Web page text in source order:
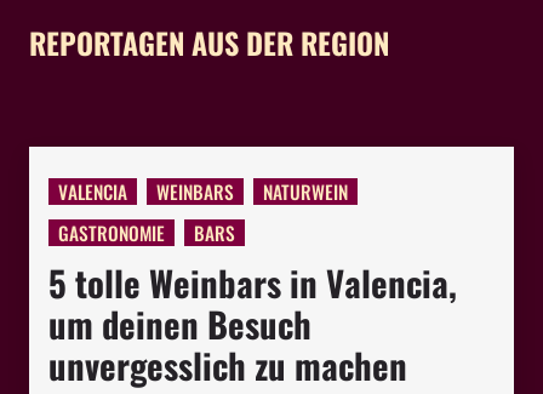
REPORTAGEN AUS DER REGION
VALENCIA WEINBARS
NATURWEIN
GASTRONOMIE
BARS
5 tolle Weinbars in Valencia,
um deinen Besuch
unvergesslich zu machen